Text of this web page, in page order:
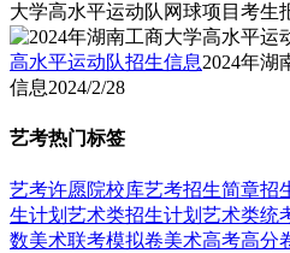
大学高水平运动队网球项目考生
高水平运动队招生信息2024年湖
信息2024/2/28
艺考热门标签
艺考许愿院校库艺考招生简章招
生计划 艺术类招生计划 艺术类统
数美术联考模拟卷美术高考高分